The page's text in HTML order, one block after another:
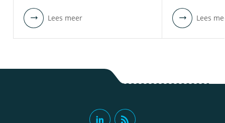
Lees meer Lees